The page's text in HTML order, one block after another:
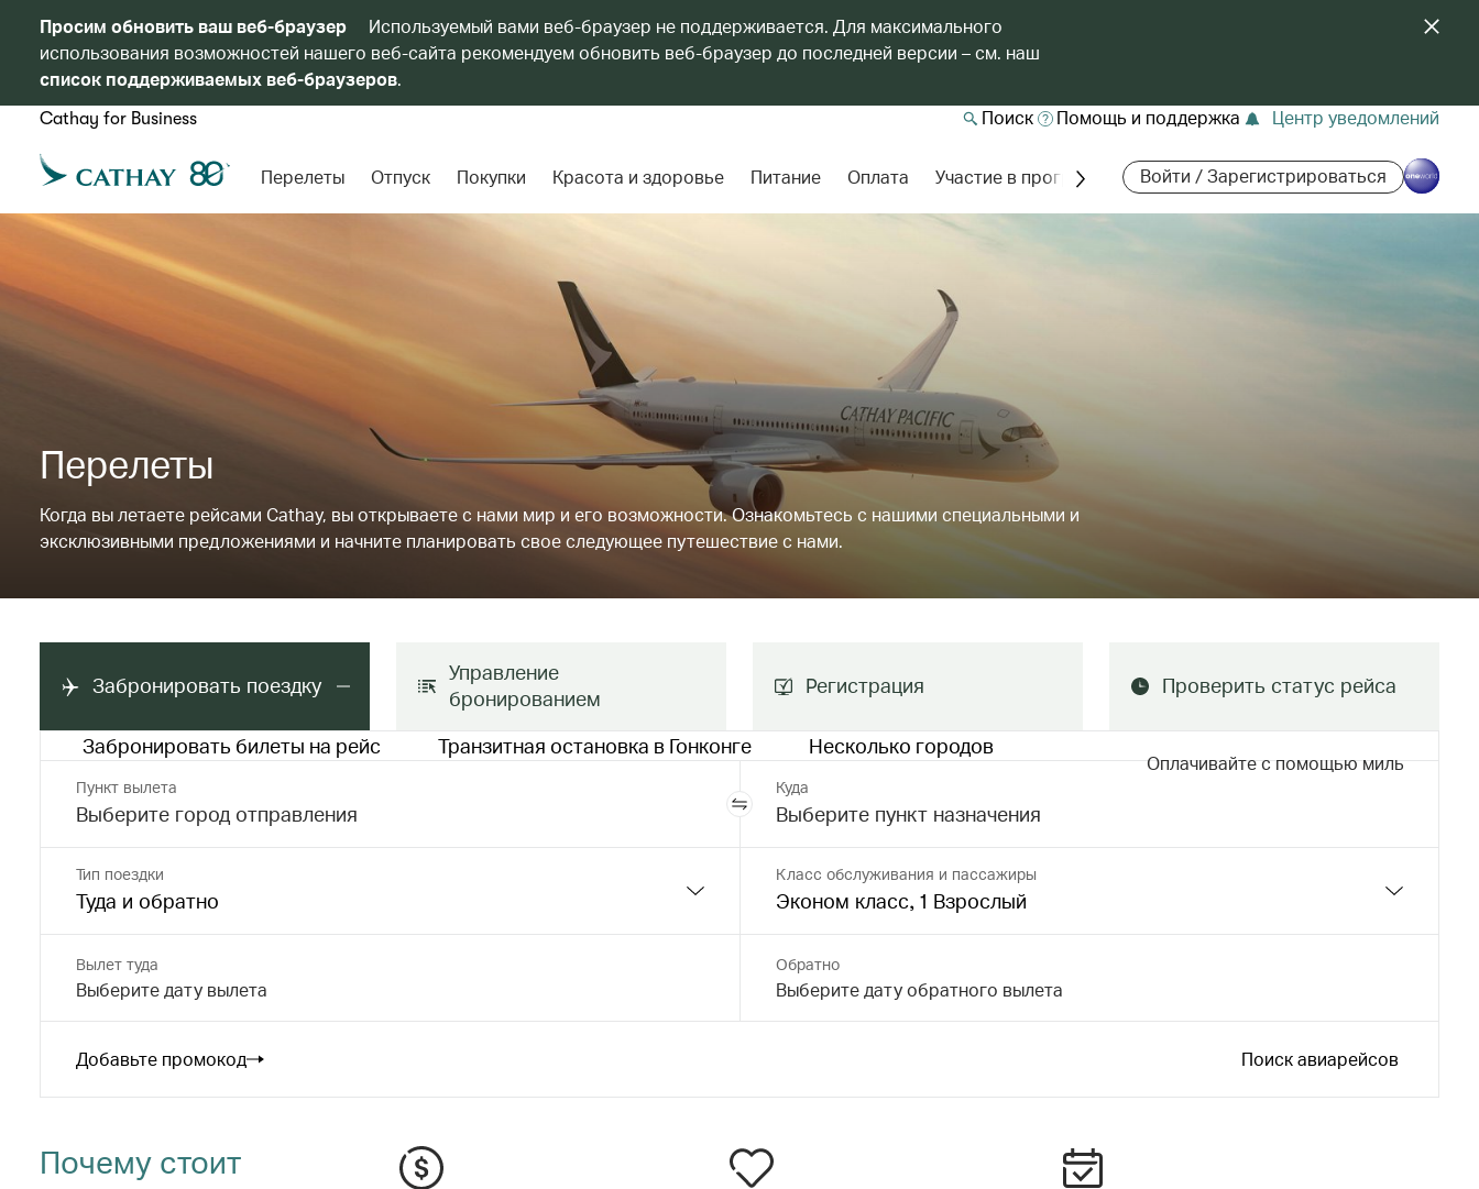
Просим обновить ваш веб-браузер
Используемый вами веб-браузер не поддерживается. Для максимального
использования возможностей нашего веб-сайта рекомендуем обновить веб-браузер до последней версии – см. наш
список поддерживаемых веб-браузеров.
Cathay for Business Поиск Помощь и поддержка Центр уведомлений
Перелеты Отпуск Покупки Красота и здоровье Питание Оплата Участие в программе Войти / Зарегистрироваться
Перелеты
Когда вы летаете рейсами Cathay, вы открываете с нами мир и его возможности. Ознакомьтесь с нашими специальными и
эксклюзивными предложениями и начните планировать свое следующее путешествие с нами.
Забронировать поездку
Забронировать билеты на рейс Транзитная остановка в Гонконге Несколько городов
Оплачивайте с помощью миль
Пункт вылета Куда
Тип поездки
Туда и обратно
Класс обслуживания и пассажиры
Эконом класс, 1 Взрослый
Вылет туда
Выберите дату вылета
Обратно
Выберите дату обратного вылета
Добавьте промокод Поиск авиарейсов
Управление
бронированием
Pегистрация Проверить статус рейса
Почему стоит